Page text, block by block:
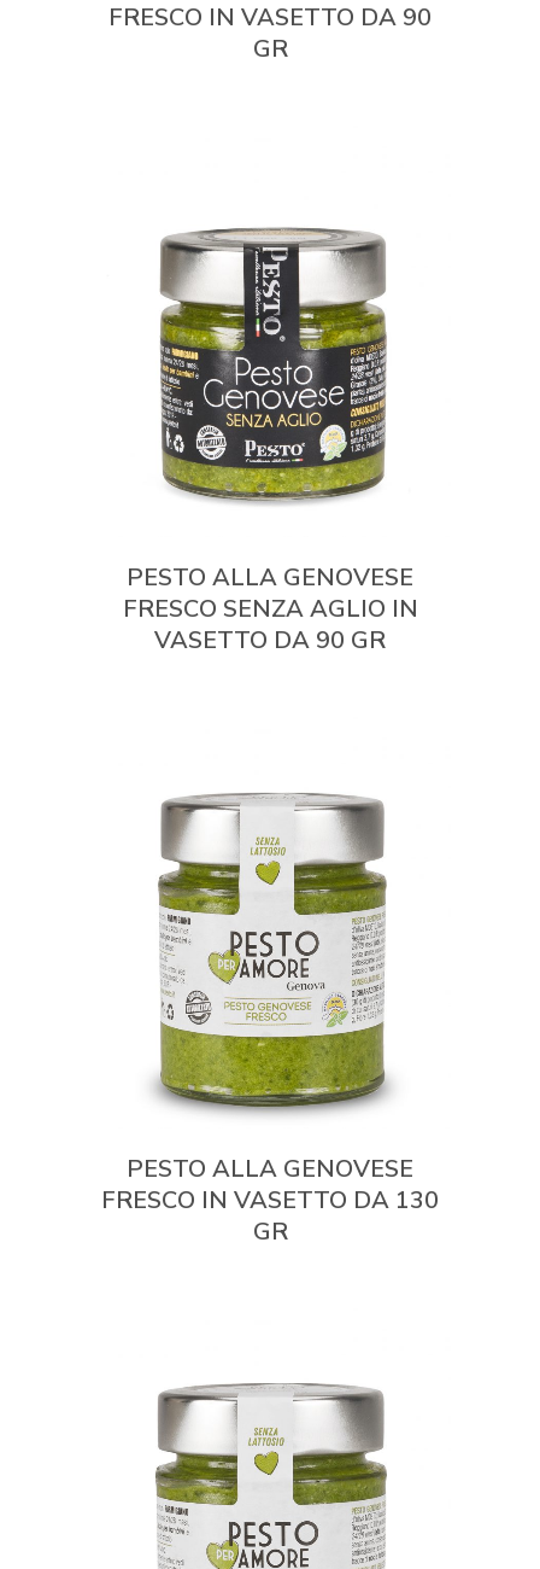
FRESCO IN VASETTO DA 90
GR
PESTO ALLA GENOVESE
FRESCO SENZA AGLIO IN
VASETTO DA 90 GR
PESTO ALLA GENOVESE
FRESCO IN VASETTO DA 130
GR